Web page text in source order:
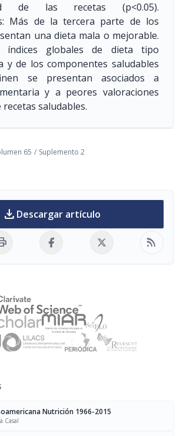
de las recetas (p<0.05).
Más de la tercera parte de los
una dieta mala o mejorable.
índices globales de dieta tipo
y de los componentes saludables
se presentan asociados a
y a peores valoraciones
recetas saludables.
65 / Suplemento 2
download Descargar artículo
rss_feed
Nutrición 1966-2015
Casal